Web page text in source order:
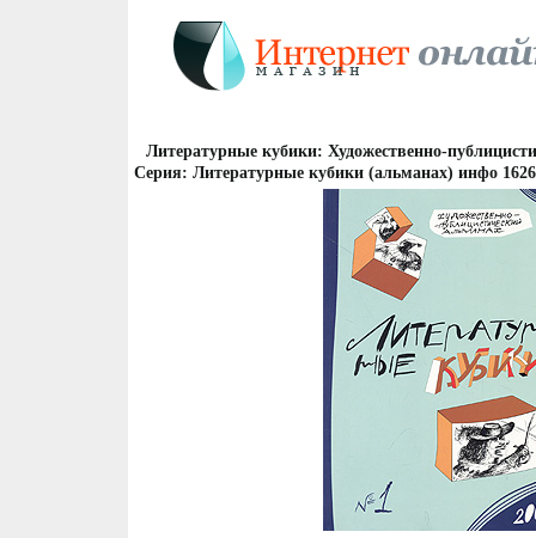
Литературные кубики: Художественно-
Серия: Литературные кубики (альманах) инфо